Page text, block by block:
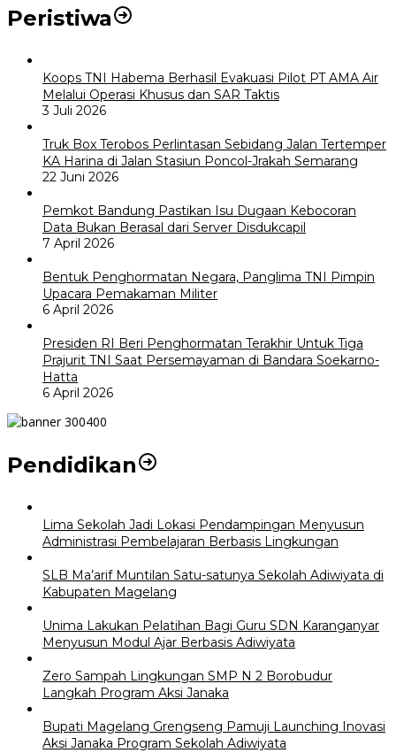
Peristiwa
Koops TNI Habema Berhasil Evakuasi Pilot PT AMA Air
Melalui Operasi Khusus dan SAR Taktis
3 Juli 2026
Truk Box Terobos Perlintasan Sebidang Jalan Tertemper
KA Harina di Jalan Stasiun Poncol-Jrakah Semarang
22 Juni 2026
Pemkot Bandung Pastikan Isu Dugaan Kebocoran
Data Bukan Berasal dari Server Disdukcapil
7 April 2026
Bentuk Penghormatan Negara, Panglima TNI Pimpin
Upacara Pemakaman Militer
6 April 2026
Presiden RI Beri Penghormatan Terakhir Untuk Tiga
Prajurit TNI Saat Persemayaman di Bandara Soekarno-
Hatta
6 April 2026
Pendidikan
Lima Sekolah Jadi Lokasi Pendampingan Menyusun
Administrasi Pembelajaran Berbasis Lingkungan
SLB Ma’arif Muntilan Satu-satunya Sekolah Adiwiyata di
Kabupaten Magelang
Unima Lakukan Pelatihan Bagi Guru SDN Karanganyar
Menyusun Modul Ajar Berbasis Adiwiyata
Zero Sampah Lingkungan SMP N 2 Borobudur
Langkah Program Aksi Janaka
Bupati Magelang Grengseng Pamuji Launching Inovasi
Aksi Janaka Program Sekolah Adiwiyata